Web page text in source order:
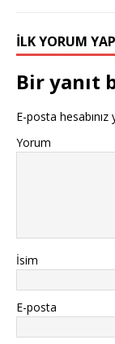
İLK YORUM
Bir yanıt
E-posta
Yorum
İsim
E-posta